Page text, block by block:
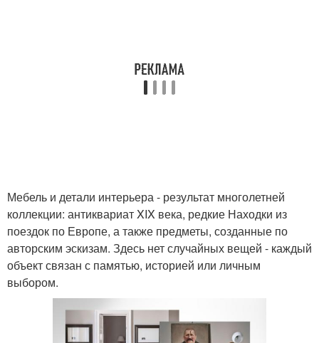
Мебель и детали интерьера - результат многолетней
коллекции: антиквариат XIX века, редкие Находки из
поездок по Европе, а также предметы, созданные по
авторским эскизам. Здесь нет случайных вещей - каждый
объект связан с памятью, историей или личным
выбором.